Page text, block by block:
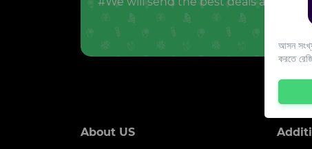
About US
আসন
করতে